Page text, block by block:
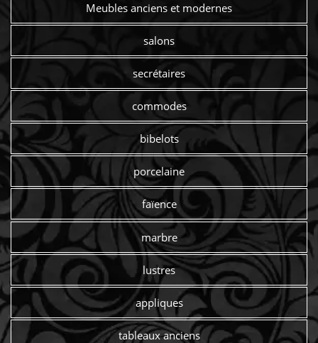
Meubles anciens et modernes
salons
secrétaires
commodes
bibelots
porcelaine
faïence
marbre
lustres
appliques
tableaux anciens